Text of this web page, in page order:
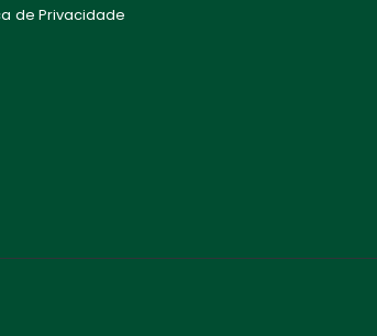
de Privacidade